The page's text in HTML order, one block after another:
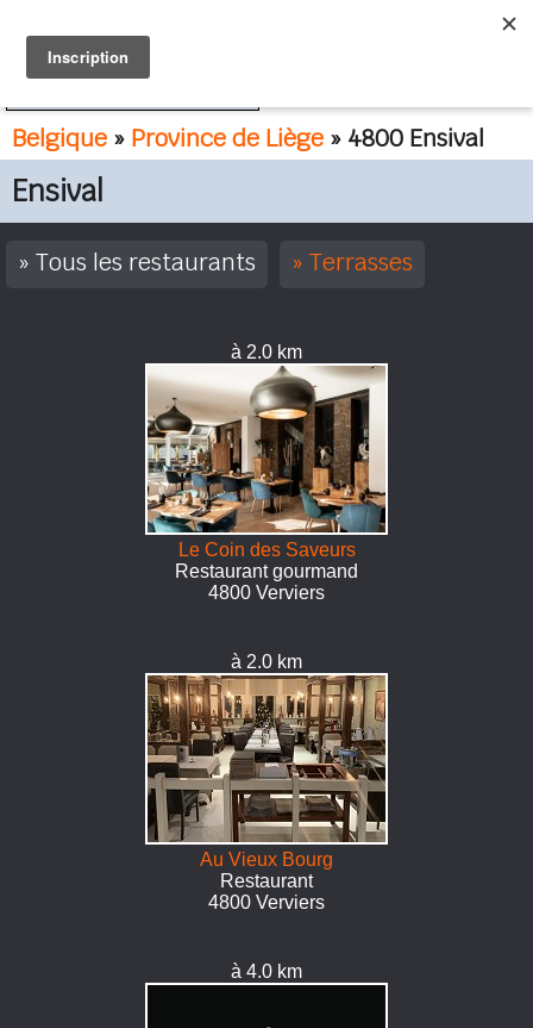
Belgique » Province de Liège » 4800 Ensival
Ensival
Tous les restaurants Terrasses
à 2.0 km
Le Coin des Saveurs
Restaurant gourmand
4800 Verviers
à 2.0 km
Au Vieux Bourg
Restaurant
4800 Verviers
à 4.0 km